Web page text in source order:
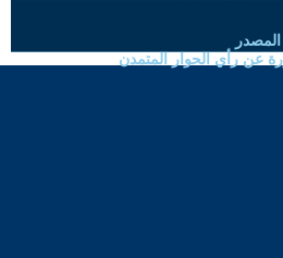
عن رأي الحوار المتمدن